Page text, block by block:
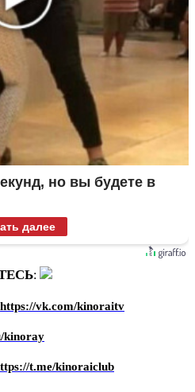
но вы будете в
далее
:
https://vk.com/kinoraitv
kinoray
t.me/kinoraiclub